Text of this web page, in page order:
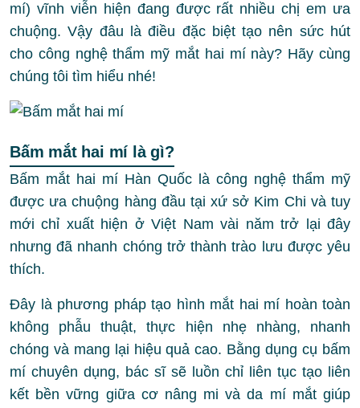
mí) vĩnh viễn hiện đang được rất nhiều chị em ưa
chuộng. Vậy đâu là điều đặc biệt tạo nên sức hút
cho công nghệ thẩm mỹ mắt hai mí này? Hãy cùng
chúng tôi tìm hiểu nhé!
Bấm mắt hai mí là gì?
Bấm mắt hai mí Hàn Quốc là công nghệ thẩm mỹ
được ưa chuộng hàng đầu tại xứ sở Kim Chi và tuy
mới chỉ xuất hiện ở Việt Nam vài năm trở lại đây
nhưng đã nhanh chóng trở thành trào lưu được yêu
thích.
Đây là phương pháp tạo hình mắt hai mí hoàn toàn
không phẫu thuật, thực hiện nhẹ nhàng, nhanh
chóng và mang lại hiệu quả cao. Bằng dụng cụ bấm
mí chuyên dụng, bác sĩ sẽ luồn chỉ liên tục tạo liên
kết bền vững giữa cơ nâng mi và da mí mắt giúp